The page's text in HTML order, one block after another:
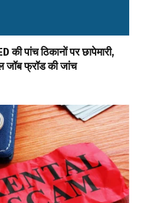
की पांच ठिकानों पर छापेमारी,
जॉब फ्रॉड की जांच